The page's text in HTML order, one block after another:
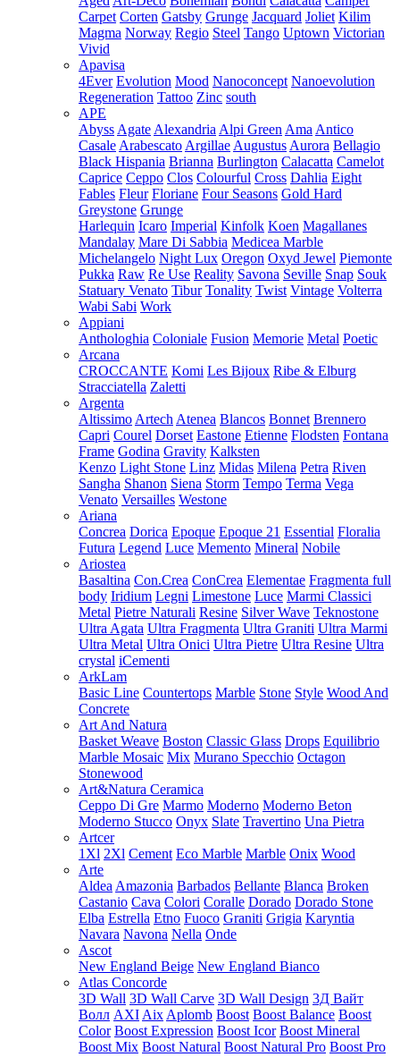
Carpet Corten Gatsby Grunge Jacquard Joliet Kilim
Magma Norway Regio Steel Tango Uptown Victorian
Vivid
Apavisa
4Ever Evolution Mood Nanoconcept Nanoevolution
Regeneration Tattoo Zinc south
APE
Abyss Agate Alexandria Alpi Green Ama Antico
Casale Arabescato Argillae Augustus Aurora Bellagio
Black Hispania Brianna Burlington Calacatta Camelot
Caprice Ceppo Clos Colourful Cross Dahlia Eight
Fables Fleur Floriane Four Seasons Gold Hard
Greystone Grunge
Harlequin Icaro Imperial Kinfolk Koen Magallanes
Mandalay Mare Di Sabbia Medicea Marble
Michelangelo Night Lux Oregon Oxyd Jewel Piemonte
Pukka Raw Re Use Reality Savona Seville Snap Souk
Statuary Venato Tibur Tonality Twist Vintage Volterra
Wabi Sabi Work
Appiani
Anthologhia Coloniale Fusion Memorie Metal Poetic
Arcana
CROCCANTE Komi Les Bijoux Ribe & Elburg
Stracciatella Zaletti
Argenta
Altissimo Artech Atenea Blancos Bonnet Brennero
Capri Courel Dorset Eastone Etienne Flodsten Fontana
Frame Godina Gravity Kalksten
Kenzo Light Stone Linz Midas Milena Petra Riven
Sangha Shanon Siena Storm Tempo Terma Vega
Venato Versailles Westone
Ariana
Concrea Dorica Epoque Epoque 21 Essential Floralia
Futura Legend Luce Memento Mineral Nobile
Ariostea
Basaltina Con.Crea ConCrea Elementae Fragmenta full
body Iridium Legni Limestone Luce Marmi Classici
Metal Pietre Naturali Resine Silver Wave Teknostone
Ultra Agata Ultra Fragmenta Ultra Graniti Ultra Marmi
Ultra Metal Ultra Onici Ultra Pietre Ultra Resine Ultra
crystal iCementi
ArkLam
Basic Line Countertops Marble Stone Style Wood And
Concrete
Art And Natura
Basket Weave Boston Classic Glass Drops Equilibrio
Marble Mosaic Mix Murano Specchio Octagon
Stonewood
Art&Natura Ceramica
Ceppo Di Gre Marmo Moderno Moderno Beton
Moderno Stucco Onyx Slate Travertino Una Pietra
Artcer
1Xl 2Xl Cement Eco Marble Marble Onix Wood
Arte
Aldea Amazonia Barbados Bellante Blanca Broken
Castanio Cava Colori Coralle Dorado Dorado Stone
Elba Estrella Etno Fuoco Graniti Grigia Karyntia
Navara Navona Nella Onde
Ascot
New England Beige New England Bianco
Atlas Concorde
3D Wall 3D Wall Carve 3D Wall Design 3Д Вайт
Волл AXI Aix Aplomb Boost Boost Balance Boost
Color Boost Expression Boost Icor Boost Mineral
Boost Mix Boost Natural Boost Natural Pro Boost Pro